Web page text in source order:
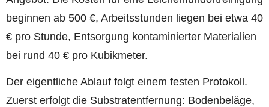
beginnen ab 500 €, Arbeitsstunden liegen bei etwa 40
€ pro Stunde, Entsorgung kontaminierter Materialien
bei rund 40 € pro Kubikmeter.
Der eigentliche Ablauf folgt einem festen Protokoll.
Zuerst erfolgt die Substratentfernung: Bodenbeläge,